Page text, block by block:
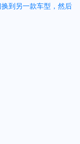
到另一款车型，然后